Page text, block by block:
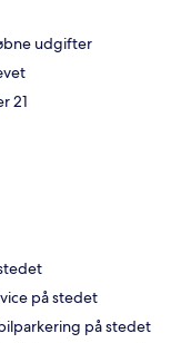
udgifter
21
på stedet
på stedet